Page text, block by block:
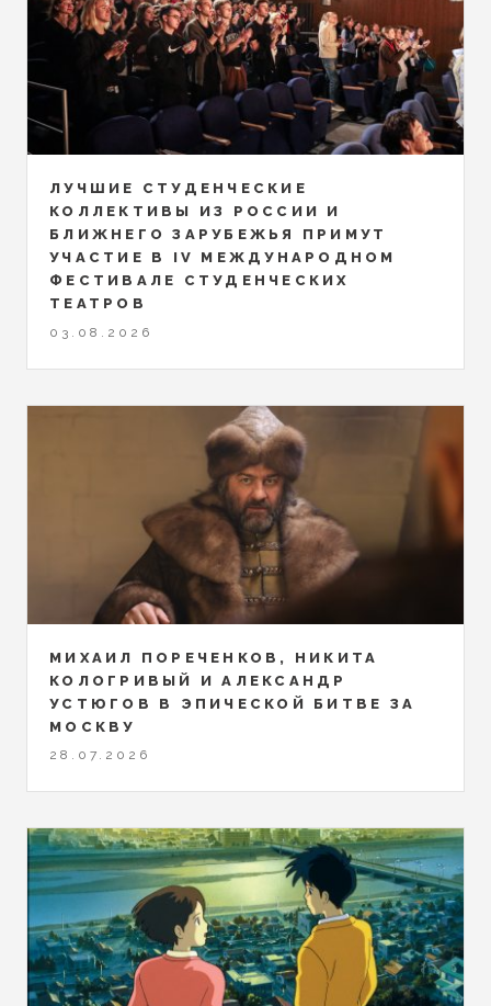
ЛУЧШИЕ СТУДЕНЧЕСКИЕ
КОЛЛЕКТИВЫ ИЗ РОССИИ И
БЛИЖНЕГО ЗАРУБЕЖЬЯ ПРИМУТ
УЧАСТИЕ В IV МЕЖДУНАРОДНОМ
ФЕСТИВАЛЕ СТУДЕНЧЕСКИХ
ТЕАТРОВ
03.08.2026
МИХАИЛ ПОРЕЧЕНКОВ, НИКИТА
КОЛОГРИВЫЙ И АЛЕКСАНДР
УСТЮГОВ В ЭПИЧЕСКОЙ БИТВЕ ЗА
МОСКВУ
28.07.2026